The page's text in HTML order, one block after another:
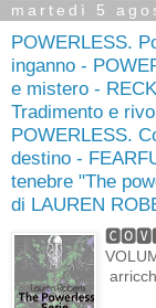
martedì 5
POWERLESS.
inganno -
e mistero -
Tradimento e
POWERLESS.
destino -
tenebre "The
di LAUREN